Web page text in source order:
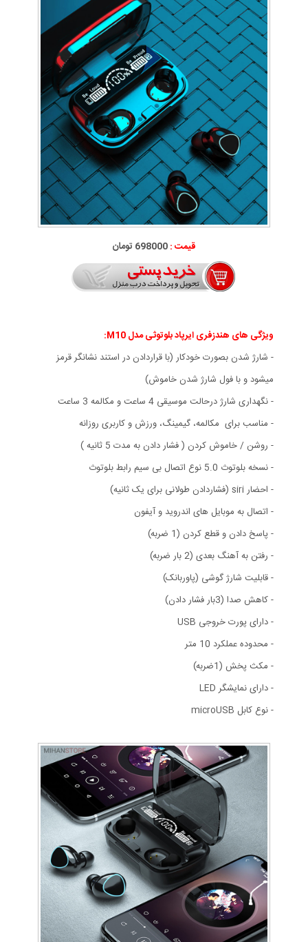
قیمت :698000 تومان
ویژگی های هندزفری ایرپاد بلوتوثی مدل M10:
- شارژ شدن بصورت خودکار (با قراردادن در استند نشانگر قرمز
میشود و با فول شارژ شدن خاموش)
- نگهداری شارژ درحالت موسیقی 4 ساعت و مکالمه 3 ساعت
- مناسب برای مکالمه، گیمینگ، ورزش و کاربری روزانه
- روشن / خاموش کردن ( فشار دادن به مدت 5 ثانیه )
- نسخه بلوتوث 5.0 نوع اتصال بی سیم رابط بلوتوث
- احضار siri (فشاردادن طولانی برای یک ثانیه)
- اتصال به موبایل های اندروید و آیفون
- پاسخ دادن و قطع کردن (1 ضربه)
- رفتن به آهنگ بعدی (2 بار ضربه)
- قابلیت شارژ گوشی (پاوربانک)
- کاهش صدا (3بار فشار دادن)
- دارای پورت خروجی USB
- محدوده عملکرد 10 متر
- مکث پخش (1ضربه)
- دارای نمایشگر LED
- نوع کابل microUSB